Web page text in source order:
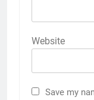
Website
Save my